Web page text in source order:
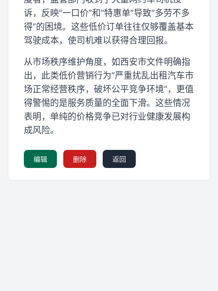
诉，反映“一口价”和“特惠单”导致“多劳不多
得”的困境。这些低价订单往往仅够覆盖基本
驾驶成本，使司机难以获得合理回报。
从市场秩序维护角度，如西安市文件明确指
出，此类低价营销行为“严重扰乱出租汽车市
场正常经营秩序，破坏公平竞争环境”，更值
得警惕的是服务质量的全面下滑。这些情况
表明，单纯的价格竞争已对行业健康发展构
成风险。
编辑 删除 返回